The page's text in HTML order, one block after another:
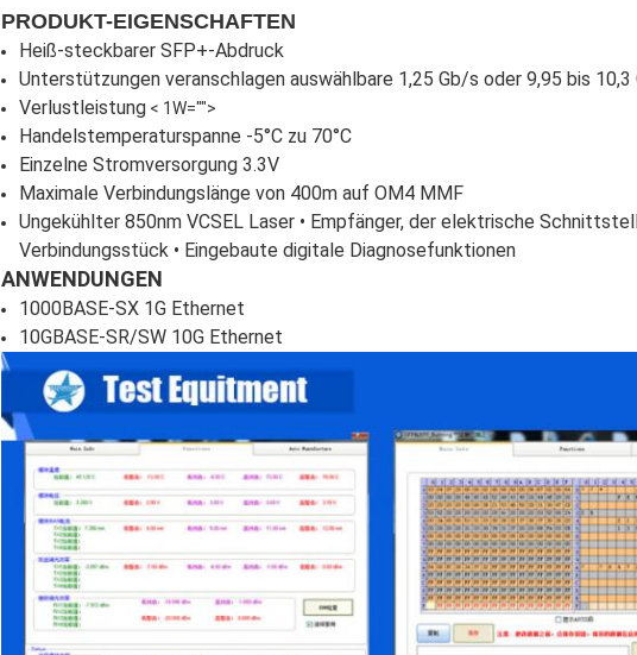
PRODUKT-EIGENSCHAFTEN
Heiß-steckbarer SFP+-Abdruck
Unterstützungen veranschlagen auswählbare 1,25 Gb/s oder 9,95 bis
Verlustleistung < 1W="">
Handelstemperaturspanne -5°C zu 70°C
Einzelne Stromversorgung 3.3V
Maximale Verbindungslänge von 400m auf OM4 MMF
Ungekühlter 850nm VCSEL Laser • Empfänger, der elektrische
Verbindungsstück • Eingebaute digitale Diagnosefunktionen
ANWENDUNGEN
1000BASE-SX 1G Ethernet
10GBASE-SR/SW 10G Ethernet